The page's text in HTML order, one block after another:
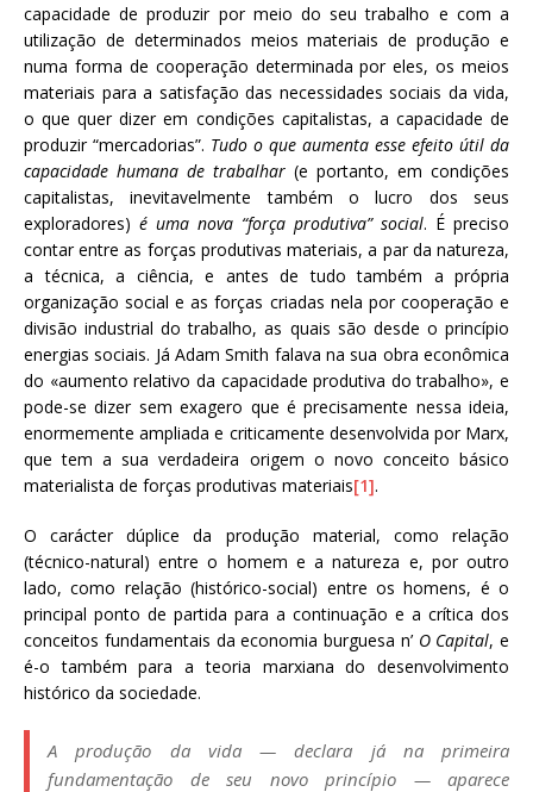
capacidade de produzir por meio do seu trabalho e com a
utilização de determinados meios materiais de produção e
numa forma de cooperação determinada por eles, os meios
materiais para a satisfação das necessidades sociais da vida,
o que quer dizer em condições capitalistas, a capacidade de
produzir “mercadorias”. Tudo o que aumenta esse efeito útil da
capacidade humana de trabalhar (e portanto, em condições
capitalistas, inevitavelmente também o lucro dos seus
exploradores) é uma nova “força produtiva” social. É preciso
contar entre as forças produtivas materiais, a par da natureza,
a técnica, a ciência, e antes de tudo também a própria
organização social e as forças criadas nela por cooperação e
divisão industrial do trabalho, as quais são desde o princípio
energias sociais. Já Adam Smith falava na sua obra econômica
do «aumento relativo da capacidade produtiva do trabalho», e
pode-se dizer sem exagero que é precisamente nessa ideia,
enormemente ampliada e criticamente desenvolvida por Marx,
que tem a sua verdadeira origem o novo conceito básico
materialista de forças produtivas materiais[1].
O carácter dúplice da produção material, como relação
(técnico-natural) entre o homem e a natureza e, por outro
lado, como relação (histórico-social) entre os homens, é o
principal ponto de partida para a continuação e a crítica dos
conceitos fundamentais da economia burguesa n’ O Capital, e
é-o também para a teoria marxiana do desenvolvimento
histórico da sociedade.
A produção da vida — declara já na primeira
fundamentação de seu novo princípio — aparece